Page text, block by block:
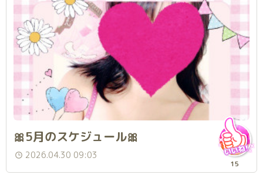
🎀5月のスケジュール🎀
2026.04.30 09:03
15